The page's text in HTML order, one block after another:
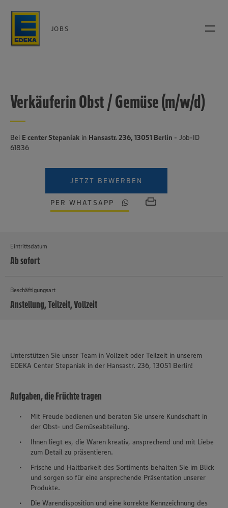
JOBS
Verkäuferin Obst / Gemüse (m/w/d)
Bei E center Stepaniak in Hansastr. 236, 13051 Berlin - Job-ID
61836
JETZT BEWERBEN
PER WHATSAPP
Eintrittsdatum
Ab sofort
Beschäftigungsart
Anstellung, Teilzeit, Vollzeit
Unterstützen Sie unser Team in Vollzeit oder Teilzeit in unserem
EDEKA Center Stepaniak in der Hansastr. 236, 13051 Berlin!
Aufgaben, die Früchte tragen
Mit Freude bedienen und beraten Sie unsere Kundschaft in
der Obst- und Gemüseabteilung.
Ihnen liegt es, die Waren kreativ, ansprechend und mit Liebe
zum Detail zu präsentieren.
Frische und Haltbarkeit des Sortiments behalten Sie im Blick
und sorgen so für eine ansprechende Präsentation unserer
Produkte.
Die Warendisposition und eine korrekte Kennzeichnung des